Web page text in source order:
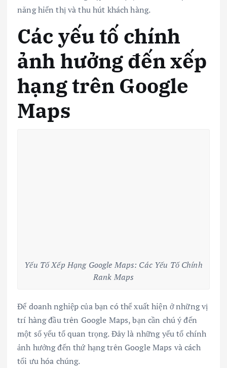
năng hiển thị và thu hút khách hàng.
Các yếu tố chính
ảnh hưởng đến xếp
hạng trên Google
Maps
Yếu Tố Xếp Hạng Google Maps: Các Yếu Tố Chính
Rank Maps
Để doanh nghiệp của bạn có thể xuất hiện ở những vị
trí hàng đầu trên Google Maps, bạn cần chú ý đến
một số yếu tố quan trọng. Đây là những yếu tố chính
ảnh hưởng đến thứ hạng trên Google Maps và cách
tối ưu hóa chúng.